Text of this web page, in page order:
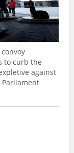
to curb the
against